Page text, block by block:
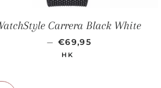
Carrera Black White
— PRECIO DE OFERTA
€69,95
HK